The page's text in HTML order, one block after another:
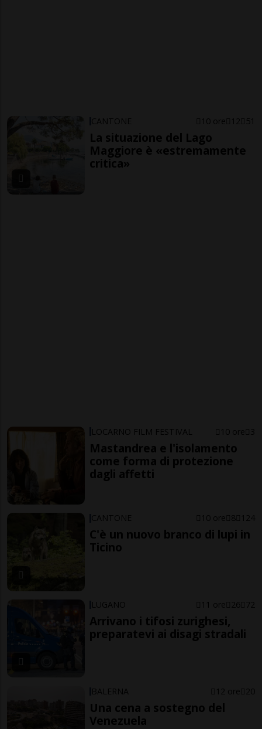
CANTONE 10 ore 12 51
La situazione del Lago
Maggiore è «estremamente
critica»
LOCARNO FILM FESTIVAL 10 ore 3
Mastandrea e l'isolamento
come forma di protezione
dagli affetti
CANTONE 10 ore 8 124
C'è un nuovo branco di lupi in
Ticino
LUGANO 11 ore 26 72
Arrivano i tifosi zurighesi,
preparatevi ai disagi stradali
BALERNA 12 ore 20
Una cena a sostegno del
Venezuela